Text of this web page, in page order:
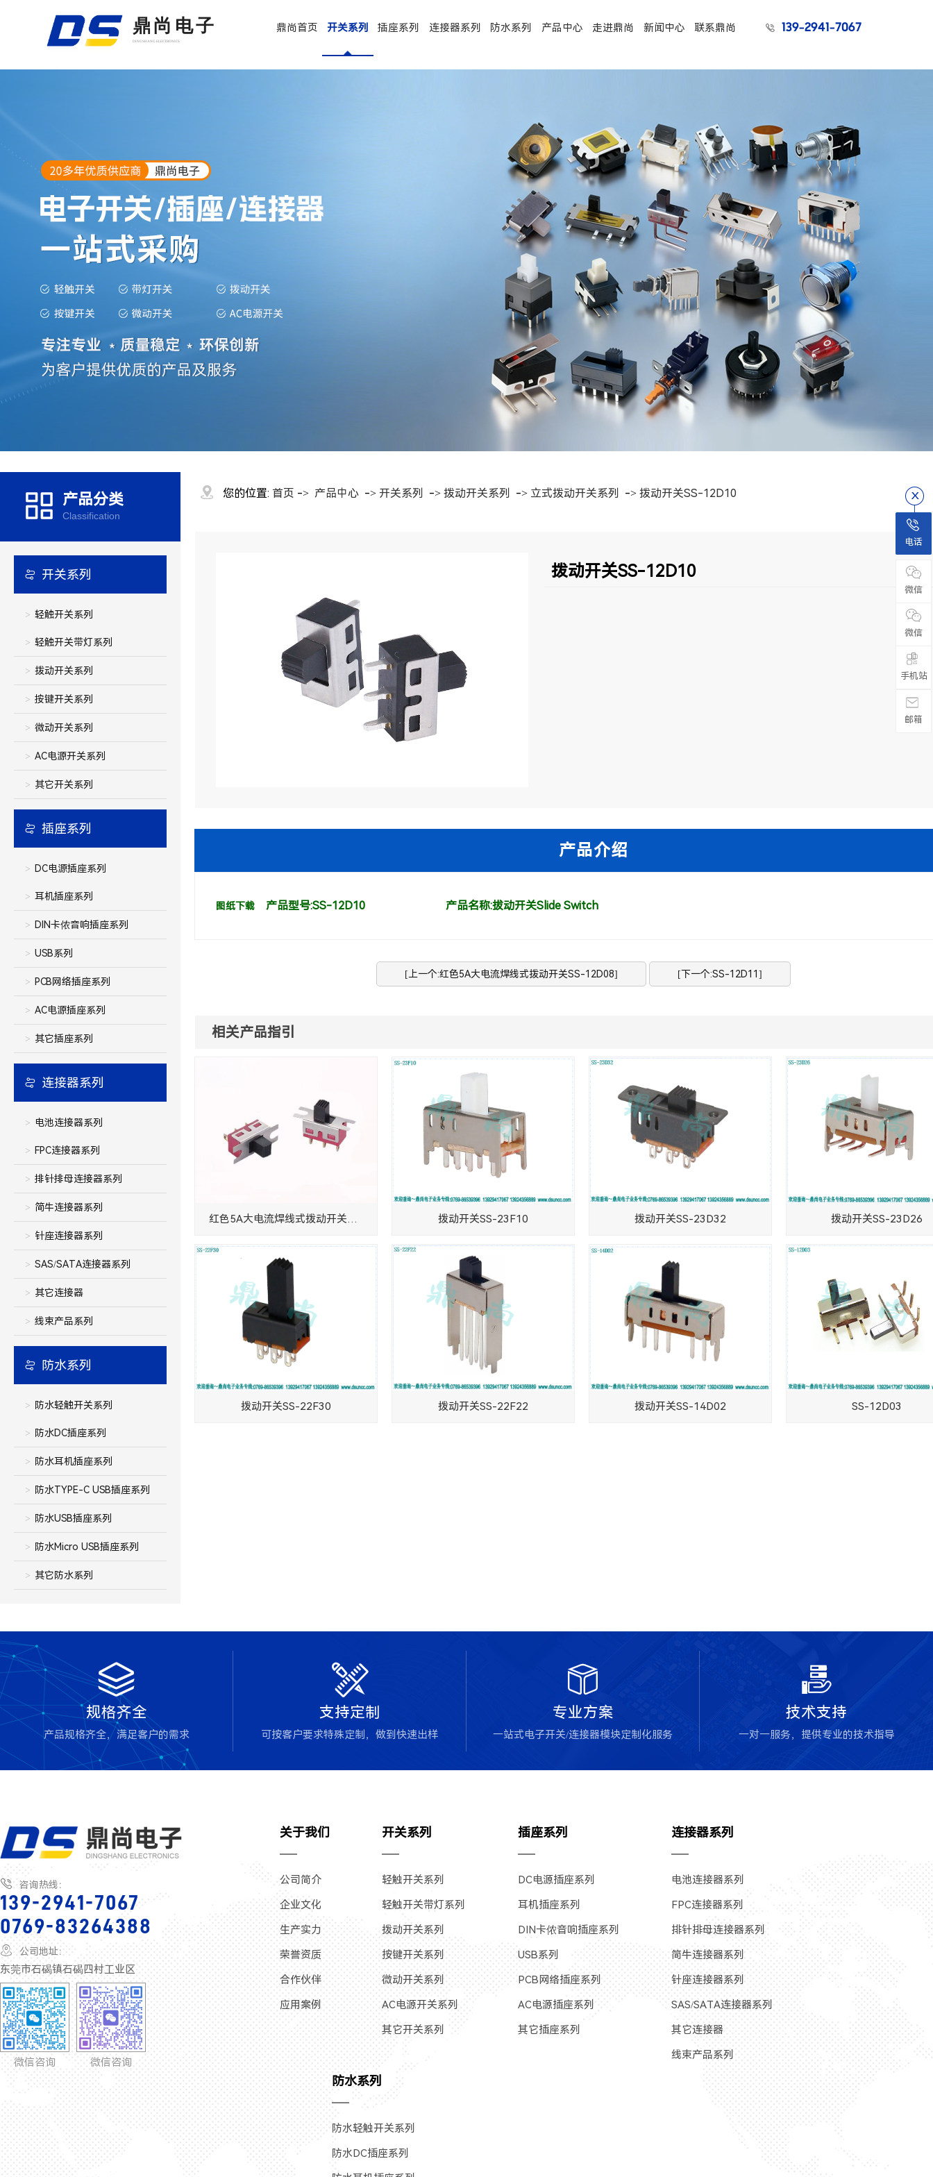
鼎尚电子
DINGSHANG ELECTRONICS
鼎尚首页 开关系列 插座系列 连接器系列 防水系列 产品中心 走进鼎尚 新闻中心 联系鼎尚  139-2941-7067
产品分类
Classification
开关系列
轻触开关系列
轻触开关带灯系列
拨动开关系列
按键开关系列
微动开关系列
AC电源开关系列
其它开关系列
插座系列
DC电源插座系列
耳机插座系列
DIN卡侬音响插座系列
USB系列
PCB网络插座系列
AC电源插座系列
其它插座系列
连接器系列
电池连接器系列
FPC连接器系列
排针排母连接器系列
简牛连接器系列
针座连接器系列
SAS/SATA连接器系列
其它连接器
线束产品系列
防水系列
防水轻触开关系列
防水DC插座系列
防水耳机插座系列
防水TYPE-C USB插座系列
防水USB插座系列
防水Micro USB插座系列
其它防水系列
您的位置: 首页 -> 产品中心 -> 开关系列 -> 拨动开关系列 -> 立式拨动开关系列 -> 拨动开关SS-12D10
拨动开关SS-12D10
图纸下载 产品型号:SS-12D10 产品名称:拔动开关Slide Switch
[上一个:红色5A大电流焊线式拨动开关SS-12D08] [下一个:SS-12D11]
相关产品指引
拨动开关SS-23F10 拨动开关SS-23D32 拨动开关SS-23D26
拨动开关SS-22F30 拨动开关SS-22F22 拨动开关SS-14D02 SS-12D03

规格齐全
产品规格齐全，满足客户的需求

支持定制
可按客户要求特殊定制，做到快速出样

专业方案
一站式电子开关/连接器模块定制化服务

技术支持
一对一服务，提供专业的技术指导
 咨询热线：
139-2941-7067
0769-83264388
 公司地址：
东莞市石碣镇石碣四村工业区
微信咨询 微信咨询
关于我们
公司简介
企业文化
生产实力
荣誉资质
合作伙伴
应用案例
开关系列
轻触开关系列
轻触开关带灯系列
拨动开关系列
按键开关系列
微动开关系列
AC电源开关系列
其它开关系列
插座系列
DC电源插座系列
耳机插座系列
DIN卡侬音响插座系列
USB系列
PCB网络插座系列
AC电源插座系列
其它插座系列
连接器系列
电池连接器系列
FPC连接器系列
排针排母连接器系列
简牛连接器系列
针座连接器系列
SAS/SATA连接器系列
其它连接器
线束产品系列
防水系列
防水轻触开关系列
防水DC插座系列
电话
微信
微信

手机站
邮箱